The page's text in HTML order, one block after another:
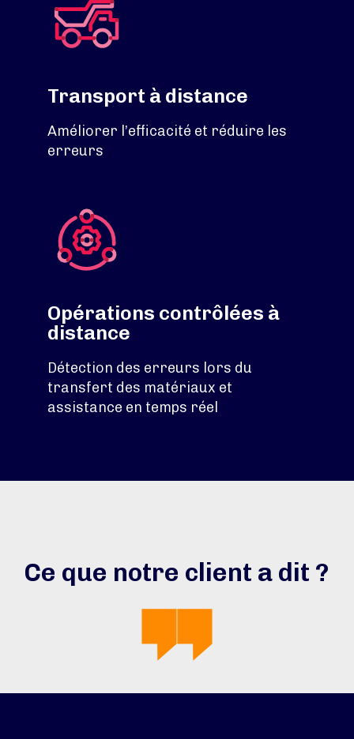
Transport à distance
Améliorer l’efficacité et réduire les
erreurs
Opérations contrôlées à
distance
Détection des erreurs lors du
transfert des matériaux et
assistance en temps réel
Ce que notre client a dit ?